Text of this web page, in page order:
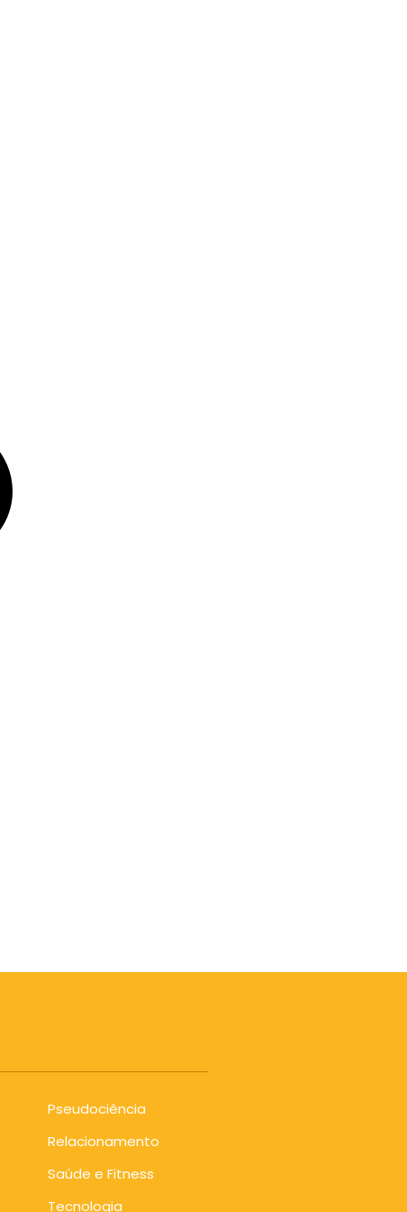
Pseudociência
Relacionamento
Saúde e Fitness
Tecnologia